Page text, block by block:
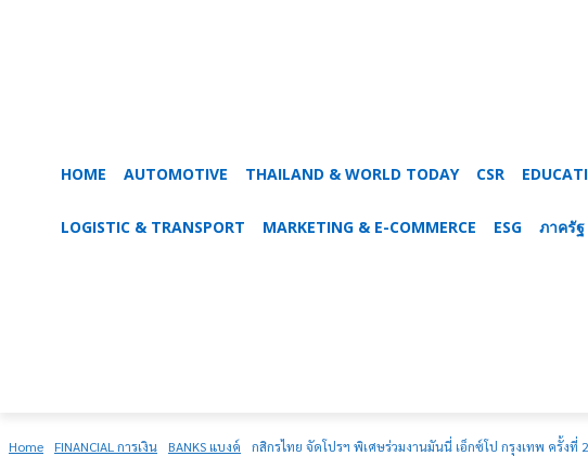
HOME AUTOMOTIVE THAILAND & WORLD TODAY CSR
LOGISTIC & TRANSPORT MARKETING & E-COMMERCE ESG ภาครัฐ
Home FINANCIAL การเงิน BANKS แบงค์ กสิกรไทย จัดโปรฯ พิเศษร่วมงานมันนี่ เอ็กซ์โป กรุงเทพ ครั้งที่